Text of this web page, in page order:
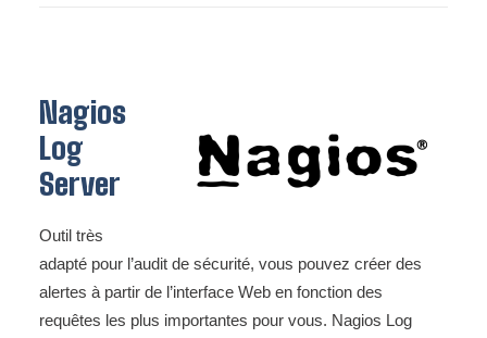
Nagios
Log
Server
Outil très
adapté pour l’audit de sécurité, vous pouvez créer des
alertes à partir de l’interface Web en fonction des
requêtes les plus importantes pour vous. Nagios Log